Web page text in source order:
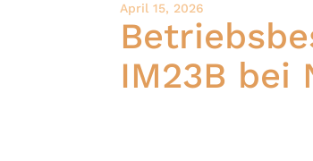
April 15, 2026
IM23B bei